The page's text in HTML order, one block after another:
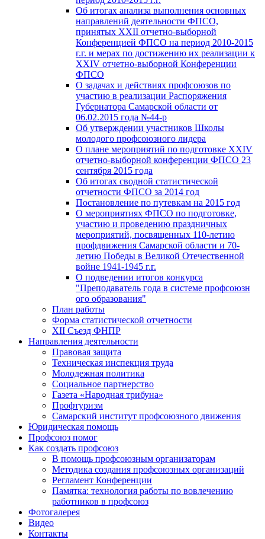
Об итогах анализа выполнения основных
направлений деятельности ФПСО,
принятых XXII отчетно-выборной
Конференцией ФПСО на период 2010-2015
г.г. и мерах по достижению их реализации к
XXIV отчетно-выборной Конференции
ФПСО
О задачах и действиях профсоюзов по
участию в реализации Распоряжения
Губернатора Самарской области от
06.02.2015 года №44-р
Об утверждении участников Школы
молодого профсоюзного лидера
О плане мероприятий по подготовке XXIV
отчетно-выборной конференции ФПСО 23
сентября 2015 года
Об итогах сводной статистической
отчетности ФПСО за 2014 год
Постановление по путевкам на 2015 год
О мероприятиях ФПСО по подготовке,
участию и проведению праздничных
мероприятий, посвященных 110-летию
профдвижения Самарской области и 70-
летию Победы в Великой Отечественной
войне 1941-1945 г.г.
О подведении итогов конкурса
"Преподаватель года в системе профсоюзн
ого образования"
План работы
Форма статистической отчетности
XII Съезд ФНПР
Направления деятельности
Правовая защита
Техническая инспекция труда
Молодежная политика
Социальное партнерство
Газета «Народная трибуна»
Профтуризм
Самарский институт профсоюзного движения
Юридическая помощь
Профсоюз помог
Как создать профсоюз
В помощь профсоюзным организаторам
Методика создания профсоюзных организаций
Регламент Конференции
Памятка: технология работы по вовлечению
работников в профсоюз
Фотогалерея
Видео
Контакты